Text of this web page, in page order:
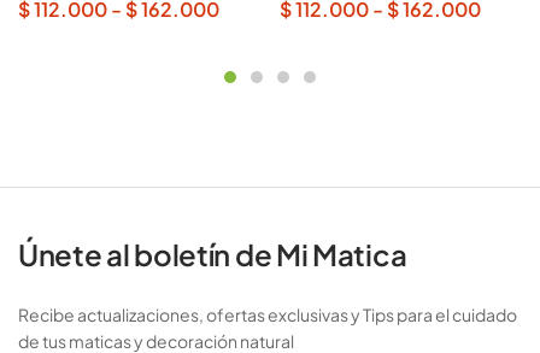
$112.000- $162.000 $112.000- $162.000
Únete al boletín de Mi Matica
Recibe actualizaciones, ofertas exclusivas y Tips para el cuidado
de tus maticas y decoración natural